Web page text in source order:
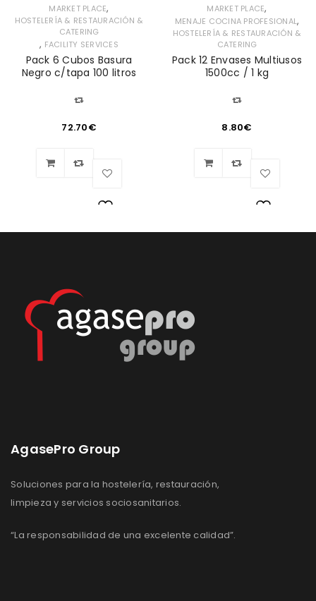
MARKET PLACE,
HOSTELERÍA & RESTAURACIÓN &
CATERING
, FACILITY SERVICES
Pack 6 Cubos Basura
Negro c/tapa 100 litros
72.70€
Lista
MARKET PLACE,
MENAJE COCINA PROFESIONAL,
HOSTELERÍA & RESTAURACIÓN &
CATERING
Pack 12 Envases Multiusos
1500cc / 1 kg
8.80€
Lista
AgasePro Group
Soluciones para la hostelería, restauración,
limpieza y servicios sociosanitarios.
“La responsabilidad de una excelente calidad”.